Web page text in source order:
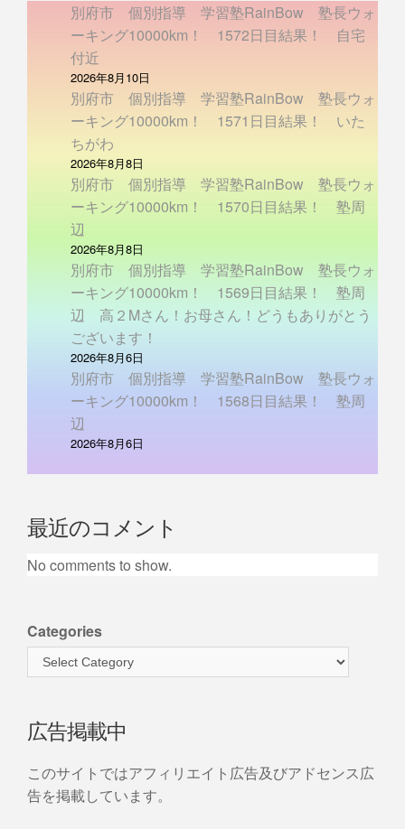
別府市 個別指導 学習塾RainBow 塾長ウォ
ーキング10000km！ 1572日目結果！ 自宅
付近
2026年8月10日
別府市 個別指導 学習塾RainBow 塾長ウォ
ーキング10000km！ 1571日目結果！ いた
ちがわ
2026年8月8日
別府市 個別指導 学習塾RainBow 塾長ウォ
ーキング10000km！ 1570日目結果！ 塾周
辺
2026年8月8日
別府市 個別指導 学習塾RainBow 塾長ウォ
ーキング10000km！ 1569日目結果！ 塾周
辺 高２Mさん！お母さん！どうもありがとう
ございます！
2026年8月6日
別府市 個別指導 学習塾RainBow 塾長ウォ
ーキング10000km！ 1568日目結果！ 塾周
辺
2026年8月6日
最近のコメント
No comments to show.
Categories
広告掲載中
このサイトではアフィリエイト広告及びアドセンス広
告を掲載しています。